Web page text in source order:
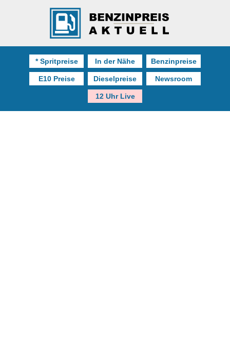
* Spritpreise In der Nähe Benzinpreise
E10 Preise Dieselpreise Newsroom
12 Uhr Live